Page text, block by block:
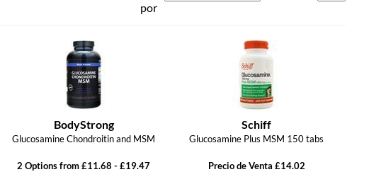
por
BodyStrong
Glucosamine Chondroitin and MSM
2 Options from £11.68 - £19.47
Schiff
Glucosamine Plus MSM 150 tabs
Precio de Venta £14.02